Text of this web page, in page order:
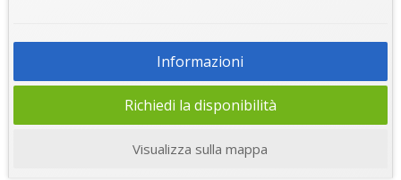
Informazioni
Richiedi la disponibilità
Visualizza sulla mappa